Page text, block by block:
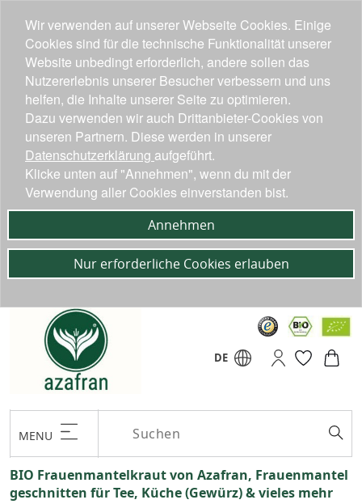
DE
MENU
BIO Frauenmantelkraut von Azafran, Frauenmantel
geschnitten für Tee, Küche (Gewürz) & vieles mehr
Wir verwenden auf unserer Webseite Cookies. Einige
Cookies sind für die technische Funktionalität unserer
Website unbedingt erforderlich, andere sollen das
Nutzererlebnis unserer Besucher verbessern und uns
helfen, die Inhalte unserer Seite zu optimieren.
Dazu verwenden wir auch Drittanbieter-Cookies von
unseren Partnern. Diese werden in unserer
Datenschutzerklärung aufgeführt.
Klicke unten auf "Annehmen", wenn du mit der
Verwendung aller Cookies einverstanden bist.
Annehmen
Nur erforderliche Cookies erlauben